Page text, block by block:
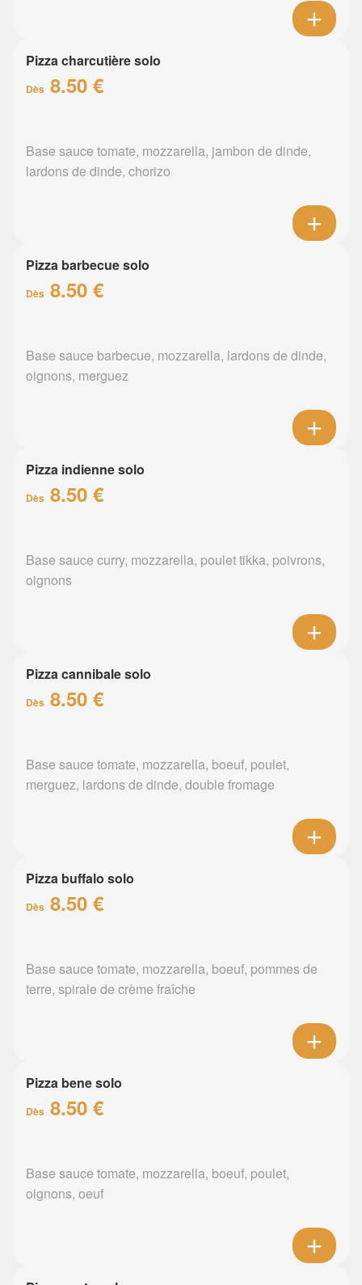
Pizza charcutière solo
Dès 8.50 €
Base sauce tomate, mozzarella, jambon de dinde,
lardons de dinde, chorizo
Pizza barbecue solo
Dès 8.50 €
Base sauce barbecue, mozzarella, lardons de dinde,
oignons, merguez
Pizza indienne solo
Dès 8.50 €
Base sauce curry, mozzarella, poulet tikka, poivrons,
oignons
Pizza cannibale solo
Dès 8.50 €
Base sauce tomate, mozzarella, boeuf, poulet,
merguez, lardons de dinde, double fromage
Pizza buffalo solo
Dès 8.50 €
Base sauce tomate, mozzarella, boeuf, pommes de
terre, spirale de crème fraîche
Pizza bene solo
Dès 8.50 €
Base sauce tomate, mozzarella, boeuf, poulet,
oignons, oeuf